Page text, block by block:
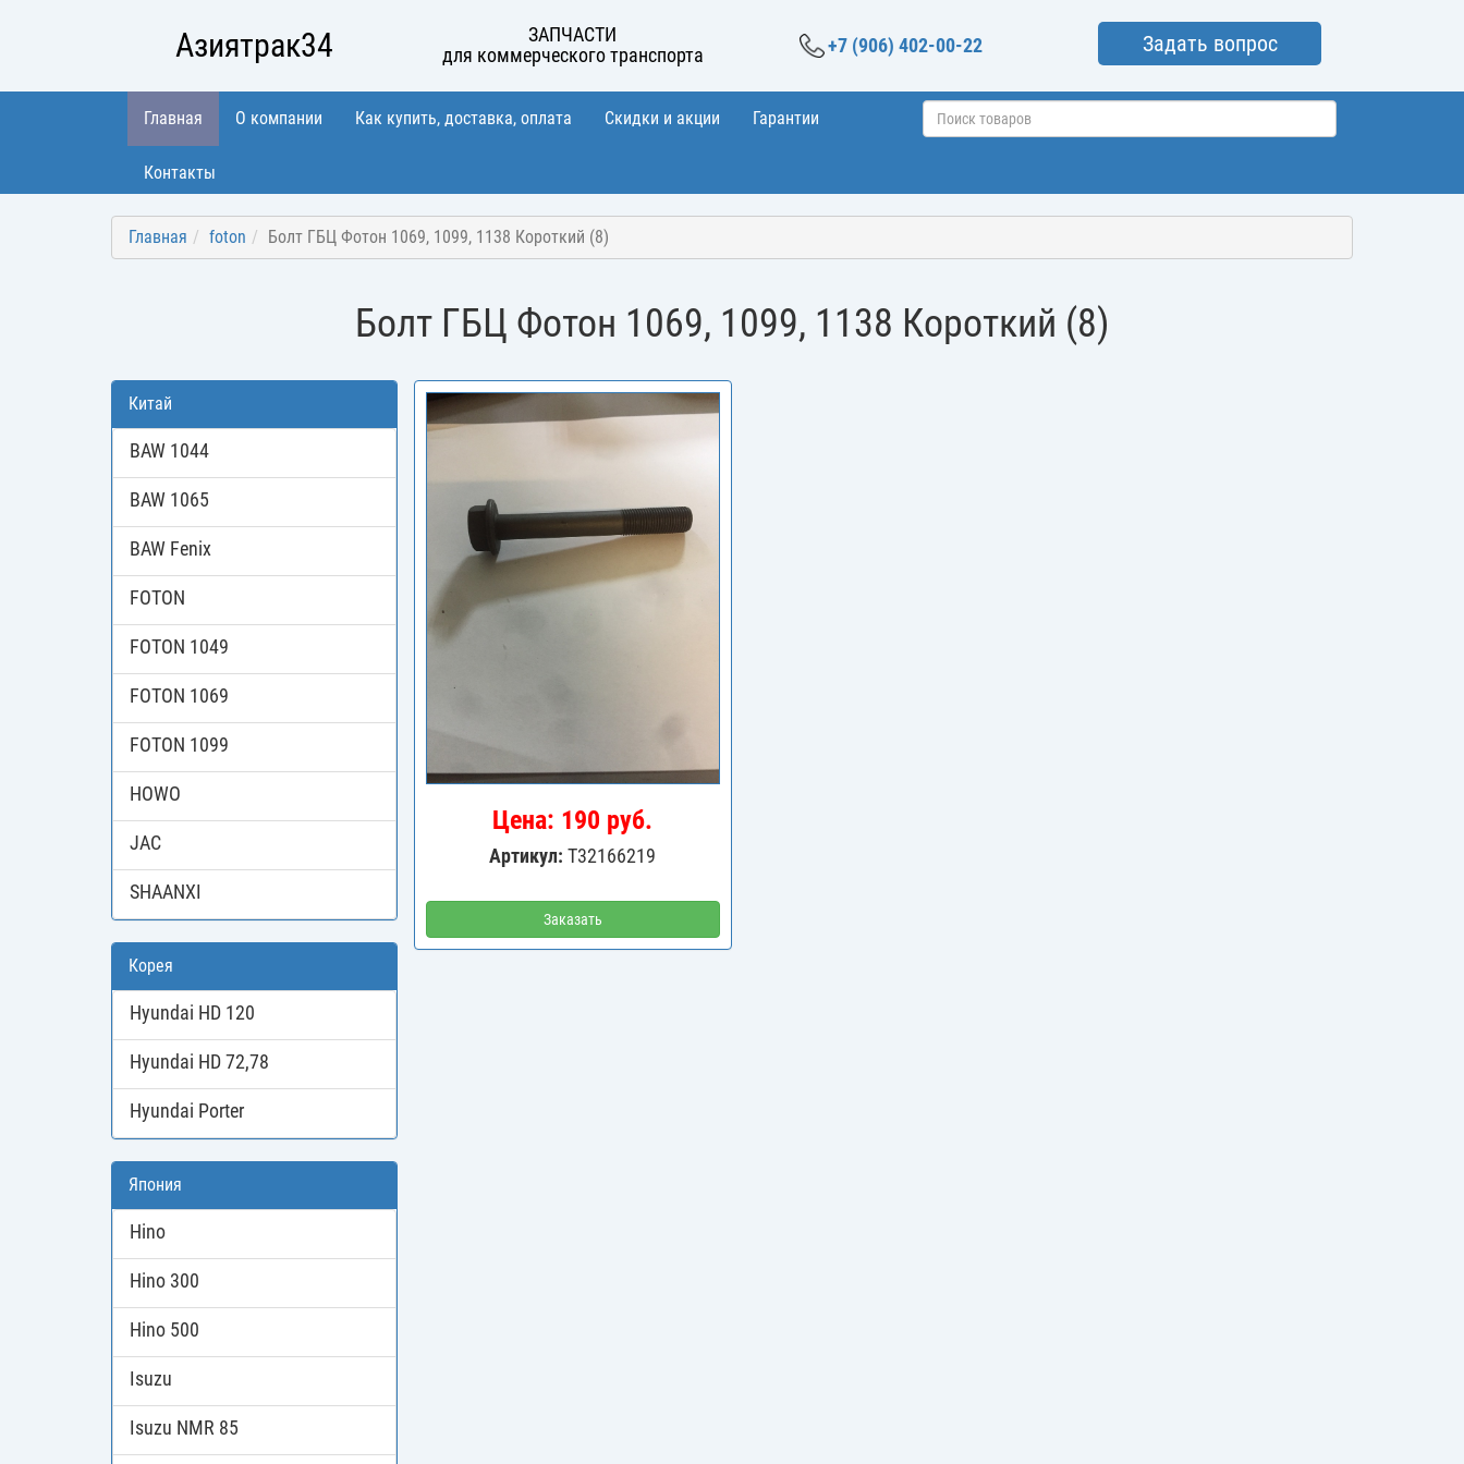
Азиятрак34
ЗАПЧАСТИ
для коммерческого транспорта
+7 (906) 402-00-22 Задать вопрос
Главная О компании Как купить, доставка, оплата Скидки и акции Гарантии
Контакты
Главная foton Болт ГБЦ Фотон 1069, 1099, 1138 Короткий (8)
Болт ГБЦ Фотон 1069, 1099, 1138 Короткий (8)
Китай
BAW 1044
BAW 1065
BAW Fenix
FOTON
FOTON 1049
FOTON 1069
FOTON 1099
HOWO
JAC
SHAANXI
Корея
Hyundai HD 120
Hyundai HD 72,78
Hyundai Porter
Япония
Hino
Hino 300
Hino 500
Isuzu
Isuzu NMR 85
Цена: 190 руб.
Артикул:T32166219
Заказать